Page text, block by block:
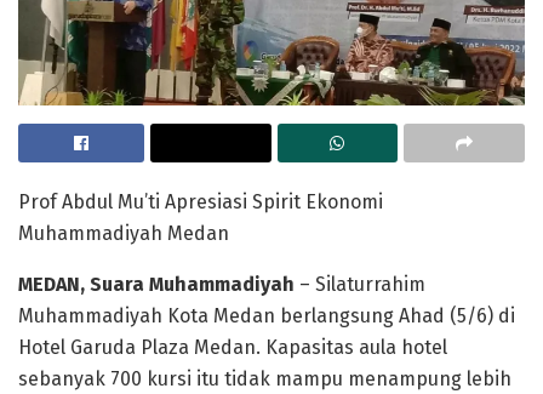
Prof Abdul Mu’ti Apresiasi Spirit Ekonomi
Muhammadiyah Medan
MEDAN, Suara Muhammadiyah – Silaturrahim
Muhammadiyah Kota Medan berlangsung Ahad (5/6) di
Hotel Garuda Plaza Medan. Kapasitas aula hotel
sebanyak 700 kursi itu tidak mampu menampung lebih